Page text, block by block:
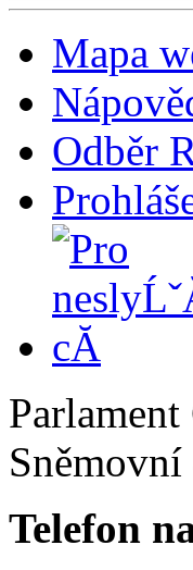
Mapa
Odběr
Telefon